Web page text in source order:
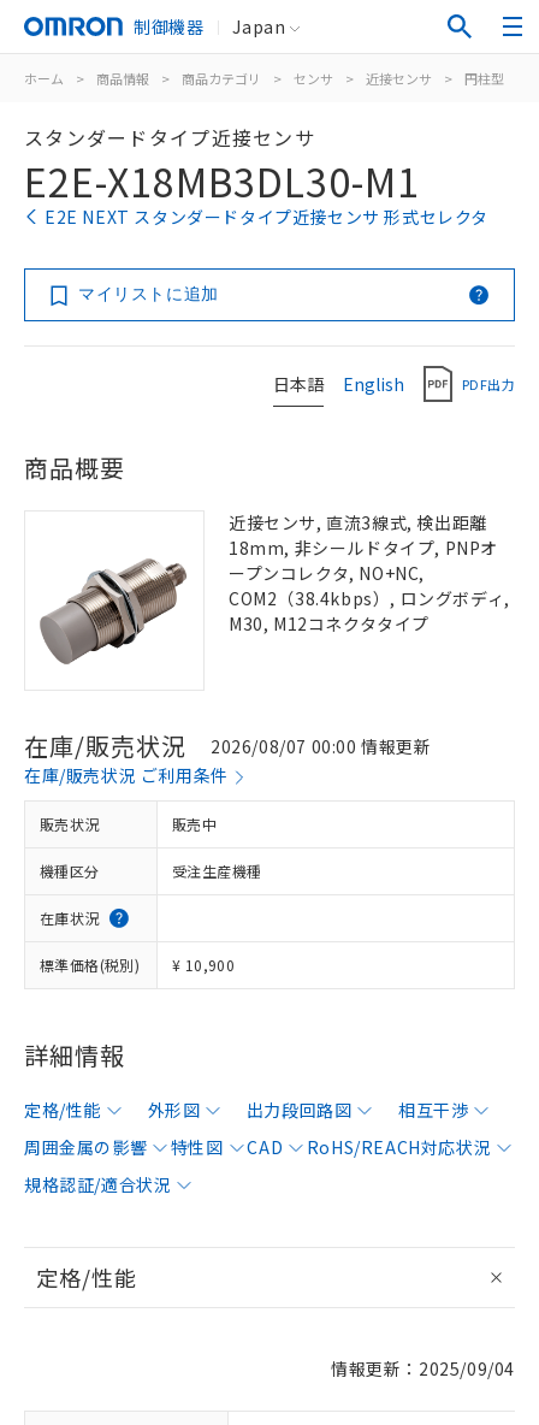
制御機器 Japan
ホーム > 商品情報 > 商品カテゴリ > センサ > 近接センサ > 円柱型
スタンダードタイプ近接センサ
E2E-X18MB3DL30-M1
E2E NEXT スタンダードタイプ近接センサ 形式セレクタ
マイリストに追加
日本語 English PDF出力
商品概要
近接センサ, 直流3線式, 検出距離
18mm, 非シールドタイプ, PNPオ
ープンコレクタ, NO+NC,
COM2（38.4kbps）, ロングボディ,
M30, M12コネクタタイプ
在庫/販売状況
2026/08/07 00:00 情報更新
在庫/販売状況 ご利用条件
販売状況 販売中
機種区分 受注生産機種
在庫状況
標準価格(税別) ¥ 10,900
詳細情報
定格/性能 外形図 出力段回路図
相互干渉
周囲金属の影響
特性図 CAD
RoHS/REACH対応状況
規格認証/適合状況
定格/性能
情報更新：2025/09/04